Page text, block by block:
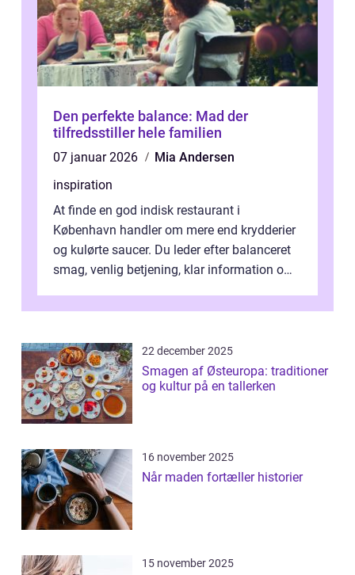
Den perfekte balance: Mad der
tilfredsstiller hele familien
07 januar 2026
Mia Andersen
inspiration
At finde en god indisk restaurant i
København handler om mere end krydderier
og kulørte saucer. Du leder efter balanceret
smag, venlig betjening, klar information om
22 december 2025
Smagen af Østeuropa: traditioner
og kultur på en tallerken
16 november 2025
Når maden fortæller historier
15 november 2025